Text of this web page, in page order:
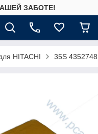
ЗАБОТЕ!
HITACHI 35S